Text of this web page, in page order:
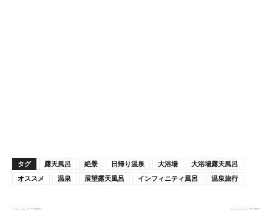
タグ 露天風呂 絶景 日帰り温泉 大浴場
大浴場露天風呂
オススメ
温泉 展望露天風呂 インフィニティ風呂 温泉旅行